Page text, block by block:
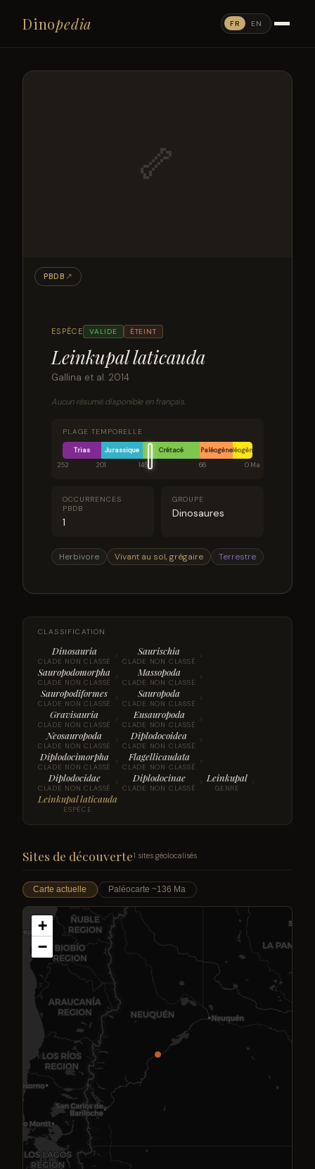
Dinopedia FR EN
ESPÈCE VALIDE ÉTEINT
Leinkupal laticauda
Gallina et al. 2014
Aucun résumé disponible en français.
PLAGE TEMPORELLE
Trias Jurassique Crétacé PaléogèneNéogène
252
201 145 66 0 Ma
OCCURRENCES
PBDB
1
GROUPE
Dinosaures
Herbivore Vivant au sol, grégaire Terrestre
🦴
PBDB ↗
CLASSIFICATION
Dinosauria
CLADE NON CLASSÉ › Saurischia
CLADE NON CLASSÉ ›
Sauropodomorpha
CLADE NON CLASSÉ › Massopoda
CLADE NON CLASSÉ ›
Sauropodiformes
CLADE NON CLASSÉ › Sauropoda
CLADE NON CLASSÉ ›
Gravisauria
CLADE NON CLASSÉ › Eusauropoda
CLADE NON CLASSÉ ›
Neosauropoda
CLADE NON CLASSÉ › Diplodocoidea
CLADE NON CLASSÉ ›
Diplodocimorpha
CLADE NON CLASSÉ › Flagellicaudata
CLADE NON CLASSÉ ›
Diplodocidae
CLADE NON CLASSÉ › Diplodocinae
CLADE NON CLASSÉ › Leinkupal
GENRE ›
Leinkupal laticauda
ESPÈCE
Sites de découverte1 sites géolocalisés
Carte actuelle Paléocarte ~136 Ma
+
−